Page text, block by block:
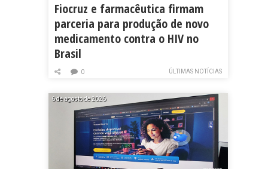
Fiocruz e farmacêutica firmam
parceria para produção de novo
medicamento contra o HIV no
Brasil
ÚLTIMAS NOTÍCIAS
0
6 de agosto de 2026